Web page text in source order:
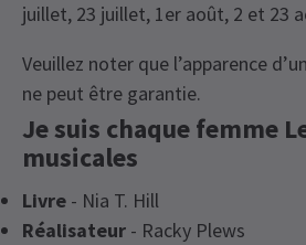
juillet, 23 juillet, 1er août, 2 et 23
Veuillez noter que l’apparence
ne peut être garantie.
Je suis chaque femme
musicales
Livre - Nia T. Hill
Réalisateur - Racky Plews